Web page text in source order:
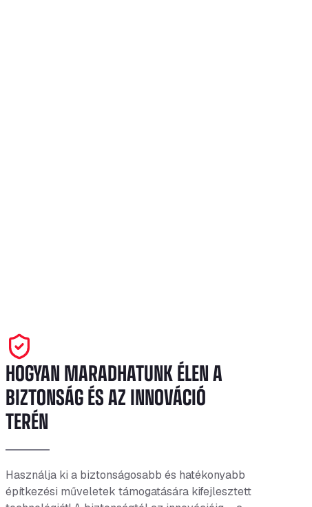
HOGYAN MARADHATUNK ÉLEN A
BIZTONSÁG ÉS AZ INNOVÁCIÓ
TERÉN
Használja ki a biztonságosabb és hatékonyabb
építkezési műveletek támogatására kifejlesztett